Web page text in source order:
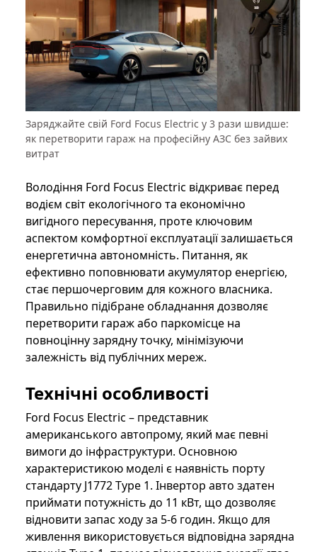
Заряджайте свій Ford Focus Electric у 3 рази швидше:
як перетворити гараж на професійну АЗС без зайвих
витрат
Володіння Ford Focus Electric відкриває перед
водієм світ екологічного та економічно
вигідного пересування, проте ключовим
аспектом комфортної експлуатації залишається
енергетична автономність. Питання, як
ефективно поповнювати акумулятор енергією,
стає першочерговим для кожного власника.
Правильно підібране обладнання дозволяє
перетворити гараж або паркомісце на
повноцінну зарядну точку, мінімізуючи
залежність від публічних мереж.
Технічні особливості
Ford Focus Electric – представник
американського автопрому, який має певні
вимоги до інфраструктури. Основною
характеристикою моделі є наявність порту
стандарту J1772 Type 1. Інвертор авто здатен
приймати потужність до 11 кВт, що дозволяє
відновити запас ходу за 5-6 годин. Якщо для
живлення використовується відповідна зарядна